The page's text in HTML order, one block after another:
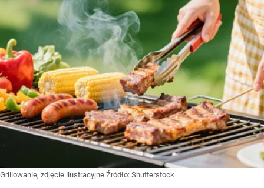
Grillowanie, zdjęcie ilustracyjne Źródło: Shutterstock